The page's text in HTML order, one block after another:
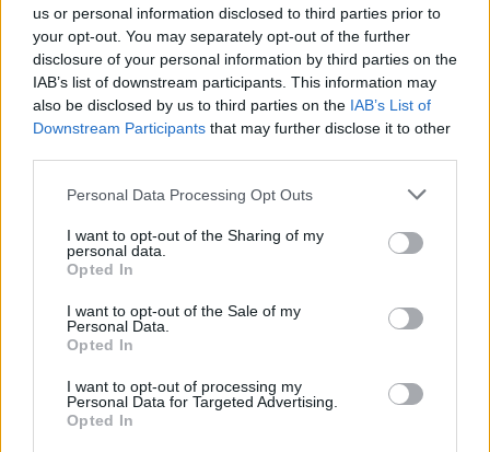
us or personal information disclosed to third parties prior to
your opt-out. You may separately opt-out of the further
disclosure of your personal information by third parties on the
IAB’s list of downstream participants. This information may
also be disclosed by us to third parties on the IAB’s List of
Downstream Participants that may further disclose it to other
Personal Data Processing Opt Outs
I want to opt-out of the Sharing of my
personal data.
Opted In
I want to opt-out of the Sale of my
Personal Data.
Opted In
I want to opt-out of processing my
Personal Data for Targeted Advertising.
Opted In
T. Barnett: Gyilkosság a Garda-tónál 12.
rész
Minka 9. rész